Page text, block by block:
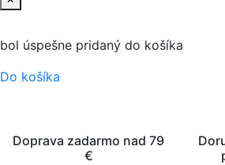
bol úspešne pridaný do košíka
Do košíka
Doprava zadarmo nad 79
€